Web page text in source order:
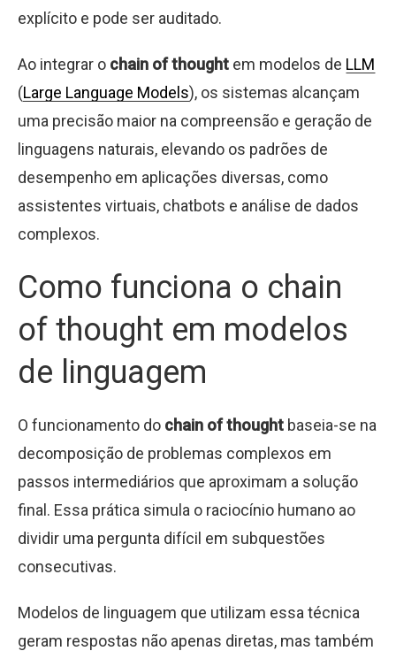
explícito e pode ser auditado.
Ao integrar o chain of thought em modelos de LLM
(Large Language Models), os sistemas alcançam
uma precisão maior na compreensão e geração de
linguagens naturais, elevando os padrões de
desempenho em aplicações diversas, como
assistentes virtuais, chatbots e análise de dados
complexos.
Como funciona o chain
of thought em modelos
de linguagem
O funcionamento do chain of thought baseia-se na
decomposição de problemas complexos em
passos intermediários que aproximam a solução
final. Essa prática simula o raciocínio humano ao
dividir uma pergunta difícil em subquestões
consecutivas.
Modelos de linguagem que utilizam essa técnica
geram respostas não apenas diretas, mas também